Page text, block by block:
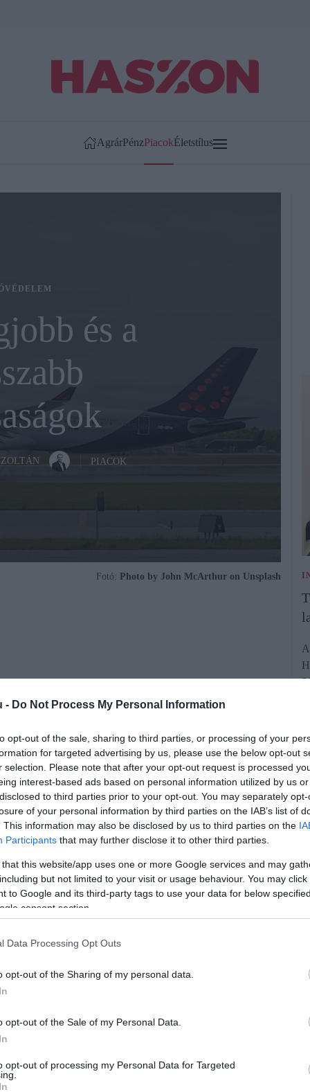
- Do Not Process My Personal Information
opt-out of the sale, sharing to third parties, or processing of your
for targeted advertising by us, please use the below opt-out
selection. Please note that after your opt-out request is processed
interest-based ads based on personal information utilized by us
to third parties prior to your opt-out. You may separately
of your personal information by third parties on the IAB’s list of
This information may also be disclosed by us to third parties on the
Participants that may further disclose it to other third parties.
that this website/app uses one or more Google services and may
but not limited to your visit or usage behaviour. You may
to Google and its third-party tags to use your data for below
consent section.
Data Processing Opt Outs
opt-out of the Sharing of my personal data.
opt-out of the Sale of my Personal Data.
opt-out of processing my Personal Data for Targeted
AgrárPénzPiacokÉletstílus
és a
PIACOK
Fotó: Photo by John McArthur on Unsplash
összeállította a légitársaságok
alapján. Első lett a Brussels
az utasok véleménye alapján a
kapta.
forrásként a Google Keresőben!
a világszerte feldolgozott ügyfélpanaszokat, valamint
és indulását nyomon követik, továbbá a több mint 54
a kényelemről és a személyzet szolgáltatásairól
időszakra vonatkoznak. A teljes listaitt olvasható.